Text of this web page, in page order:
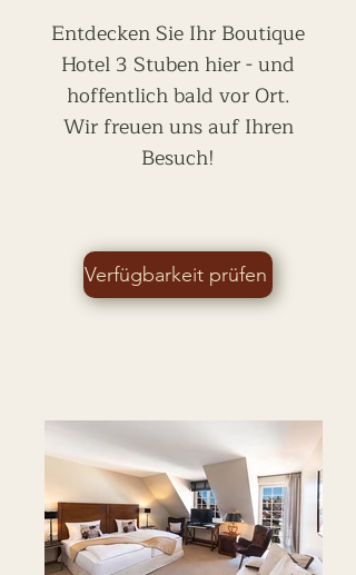
Entdecken Sie Ihr Boutique
Hotel 3 Stuben hier - und
hoffentlich bald vor Ort.
Wir freuen uns auf Ihren
Besuch!
Verfügbarkeit prüfen